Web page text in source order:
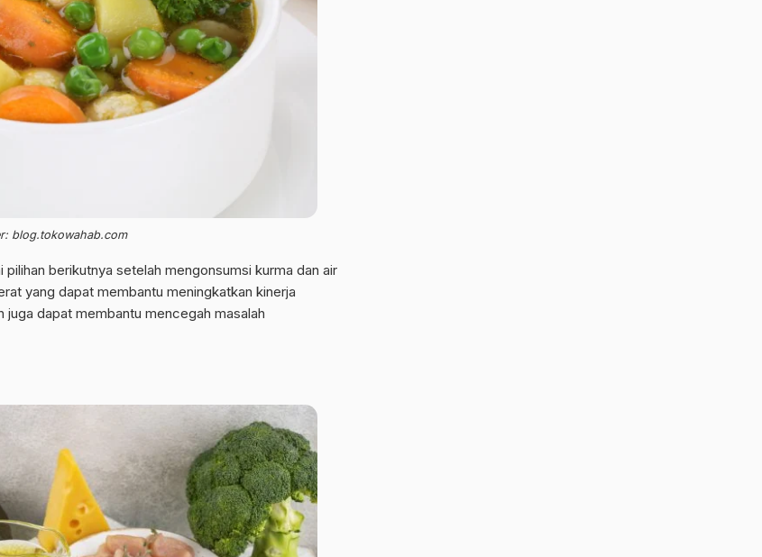
blog.tokowahab.com
berikutnya setelah mengonsumsi kurma dan air
yang dapat membantu meningkatkan kinerja
dapat membantu mencegah masalah